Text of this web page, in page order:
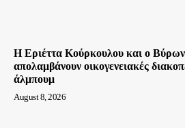
Η Εριέττα Κούρκουλου και ο
απολαμβάνουν οικογενειακές
άλμπουμ
August 8, 2026